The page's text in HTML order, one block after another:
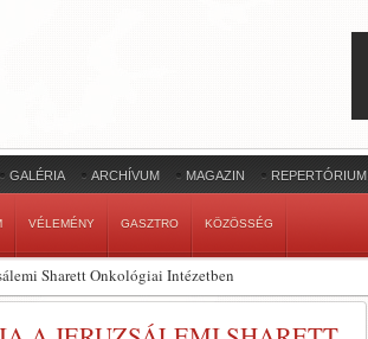
GALÉRIA ARCHÍVUM MAGAZIN REPERTÓRIUM
VÉLEMÉNY GASZTRO KÖZÖSSÉG
Sharett Onkológiai Intézetben